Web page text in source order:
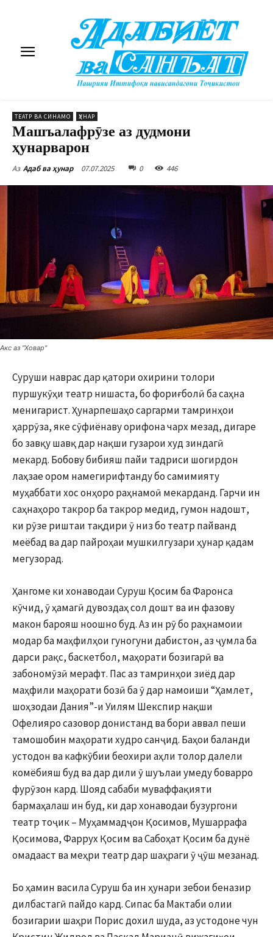
ТЕАТР ВА СИНАМО ҲУНАР
Машъалафрӯзе аз дудмони
ҳунарварон
Аз Адаб ва ҳунар 07.07.2025 0 446
Акс аз "Ховар"
Суруши наврас дар қатори охирини толори
пуршукӯҳи театр нишаста, бо фориғболӣ ба саҳна
менигарист. Ҳунарпешаҳо саргарми тамринҳои
ҳаррӯза, яке сӯфиёнаву орифона чарх мезад, дигаре
бо завқу шавқ дар нақши гузарои худ зиндагӣ
мекард. Бобову бибияш пайи тадриси шогирдон
лаҳзае ором намегирифтанду бо самимияту
муҳаббати хос онҳоро раҳнамоӣ мекарданд. Гарчи ин
саҳнаҳоро такрор ба такрор медид, гумон надошт,
ки рӯзе риштаи тақдири ӯ низ бо театр пайванд
меёбад ва дар пайроҳаи мушкилгузари ҳунар қадам
мегузорад.
Ҳангоме ки хонаводаи Суруш Қосим ба Фаронса
кӯчид, ӯ ҳамагӣ дувоздаҳ сол дошт ва ин фазову
макон барояш ноошно буд. Аз ин рӯ бо раҳнамоии
модар ба маҳфилҳои гуногуни дабистон, аз ҷумла ба
дарси рақс, баскетбол, маҳорати бозигарӣ ва
забономӯзӣ мерафт. Пас аз тамринҳои зиёд дар
маҳфили маҳорати бозӣ ба ӯ дар намоиши “Ҳамлет,
шоҳзодаи Дания”-и Уилям Шекспир нақши
Офелияро сазовор донистанд ва бори аввал пеши
тамошобин маҳорати худро санҷид. Баҳои баланди
устодон ва кафкӯбии беохири аҳли толор далели
комёбияш буд ва дар дили ӯ шуълаи умеду боварро
фурӯзон кард. Шояд сабаби муваффақияти
бармаҳалаш ин буд, ки дар хонаводаи бузургони
театр тоҷик – Муҳаммадҷон Қосимов, Мушаррафа
Қосимова, Фаррух Қосим ва Сабоҳат Қосим ба дунё
омадааст ва меҳри театр дар шаҳраги ӯ ҷӯш мезанад.
Бо ҳамин васила Суруш ба ин ҳунари зебои беназир
дилбастагӣ пайдо кард. Сипас ба Мактаби олии
бозигарии шаҳри Порис дохил шуда, аз устодоне чун